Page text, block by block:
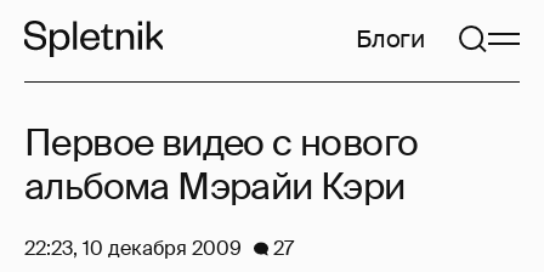
Блоги
Первое видео с нового
альбома Мэрайи Кэри
22:23, 10 декабря 2009 27